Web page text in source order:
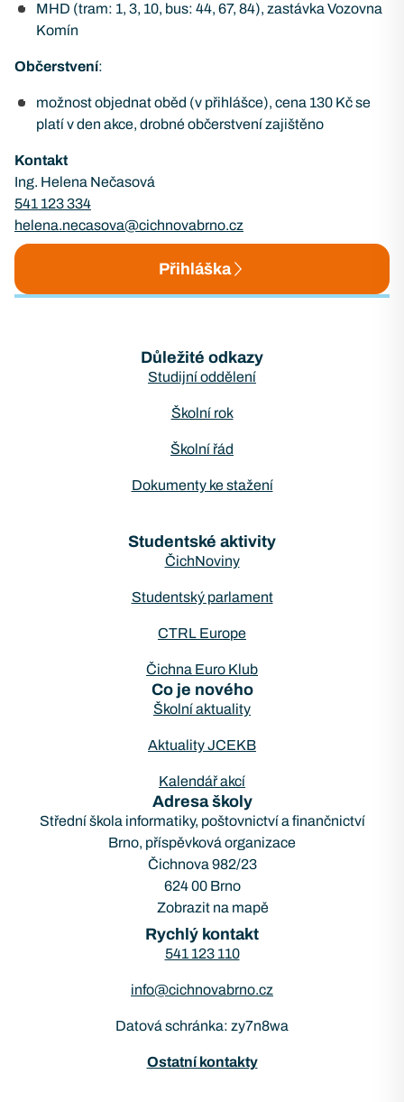
MHD (tram: 1, 3, 10, bus: 44, 67, 84), zastávka Vozovna
Komín
Občerstvení:
možnost objednat oběd (v přihlášce), cena 130 Kč se
platí v den akce, drobné občerstvení zajištěno
Kontakt
Ing. Helena Nečasová
541 123 334
helena.necasova@cichnovabrno.cz
Přihláška
Důležité odkazy
Studijní oddělení
Školní rok
Školní řád
Dokumenty ke stažení
Studentské aktivity
ČichNoviny
Studentský parlament
CTRL Europe
Čichna Euro Klub
Co je nového
Školní aktuality
Aktuality JCEKB
Kalendář akcí
Adresa školy
Střední škola informatiky, poštovnictví a finančnictví
Brno, příspěvková organizace
Čichnova 982/23
624 00 Brno
Zobrazit na mapě
Rychlý kontakt
541 123 110
info@cichnovabrno.cz
Datová schránka: zy7n8wa
Ostatní kontakty